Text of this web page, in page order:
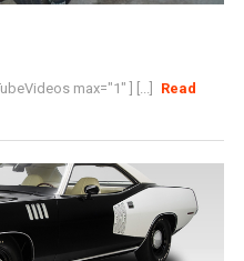
max="1" ] [...]
Read